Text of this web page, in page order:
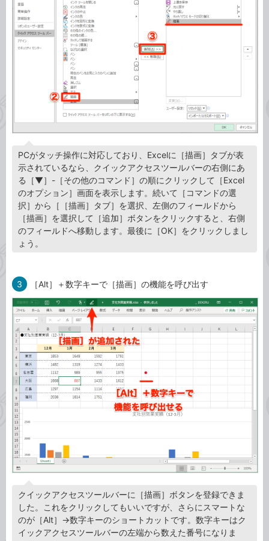
PCがタッチ操作に対応しており、Excelに［描画］タブが表
示されているなら、クイックアクセスツールバーの右側にあ
る［▼］-［その他のコマンド］の順にクリックして［Excel
のオプション］画面を表示します。続いて［コマンドの選
択］から［［描画］タブ］を選択、左側のフィールドから
［描画］を選択して［追加］ボタンをクリックすると、右側
のフィールドへ移動します。最後に［OK］をクリックしまし
ょう。
3 ［Alt］＋数字キーで［描画］の機能を呼び出す
クイックアクセスツールバーに［描画］ボタンを登録できま
した。これをクリックしてもいいですが、さらにスマートな
のが［Alt］→数字キーのショートカットです。数字キーはク
イックアクセスツールバーの左端から数えた番号になりま